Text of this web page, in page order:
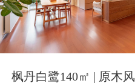
枫丹白鹭140㎡ | 原木风